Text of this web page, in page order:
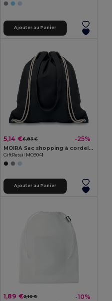
Ajouter au Panier
5,14 €6,83 € -25%
MOIRA Sac shopping à cordelette
GiftRetail MO9041
Ajouter au Panier
1,89 €2,10 € -10%